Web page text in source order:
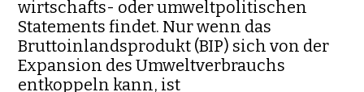
wirtschafts- oder umweltpolitischen
Statements findet. Nur wenn das
Bruttoinlands­produkt (BIP) sich von der
Expansion des Umweltverbrauchs
entkoppeln kann, ist